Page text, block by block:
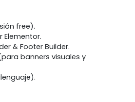
free).
Elementor.
& Footer Builder.
banners visuales y